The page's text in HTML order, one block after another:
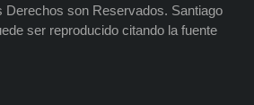
Derechos son Reservados. Santiago
ser reproducido citando la fuente